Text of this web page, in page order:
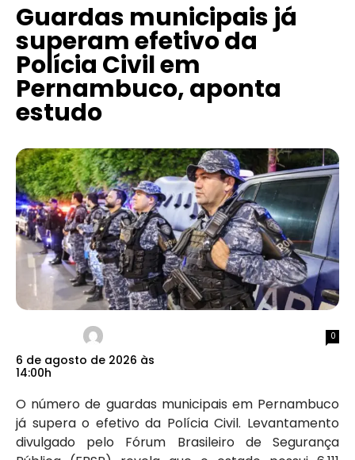
Guardas municipais já
superam efetivo da
Polícia Civil em
Pernambuco, aponta
estudo
6 de agosto de 2026 às
14:00h
0
O número de guardas municipais em Pernambuco
já supera o efetivo da Polícia Civil. Levantamento
divulgado pelo Fórum Brasileiro de Segurança